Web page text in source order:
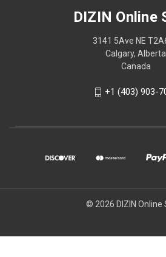
DIZIN Online
3141 5Ave NE
Calgary, Alberta
Canada
+1 (403) 903-
© 2026 DIZIN Online